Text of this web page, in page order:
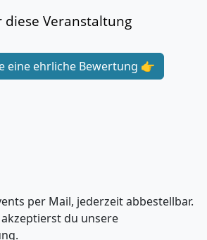
Veranstaltung
eine ehrliche Bewertung 👉
per Mail, jederzeit abbestellbar.
du unsere